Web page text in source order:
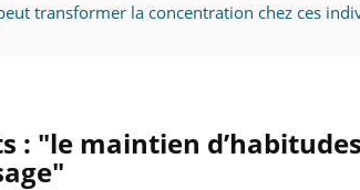
transformer la concentration chez ces
: "le maintien
l’accès à la médecine
Youtube
Coup